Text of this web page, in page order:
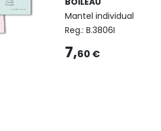
Mantel individual
Reg.: B.3806I
7,60 €